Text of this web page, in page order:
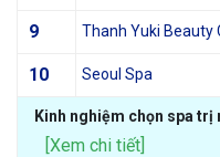
9 Thanh Yuki Beauty
10 Seoul Spa
Kinh nghiệm chọn spa trị
[Xem chi tiết]